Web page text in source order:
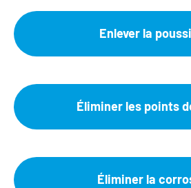
Enlever la
Éliminer les points
Éliminer la